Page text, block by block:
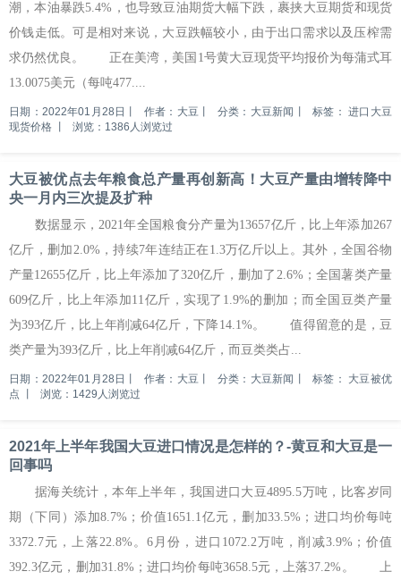
潮，本油暴跌5.4%，也导致豆油期货大幅下跌，裹挟大豆期货和现货
价钱走低。可是相对来说，大豆跌幅较小，由于出口需求以及压榨需
求仍然优良。 正在美湾，美国1号黄大豆现货平均报价为每蒲式耳
13.0075美元（每吨477....
日期：2022年01月28日 作者：大豆 分类：大豆新闻 标签：进口大豆
现货价格
浏览：1386人浏览过
大豆被优点去年粮食总产量再创新高！大豆产量由增转降中
央一月内三次提及扩种
数据显示，2021年全国粮食分产量为13657亿斤，比上年添加267
亿斤，删加2.0%，持续7年连结正在1.3万亿斤以上。其外，全国谷物
产量12655亿斤，比上年添加了320亿斤，删加了2.6%；全国薯类产量
609亿斤，比上年添加11亿斤，实现了1.9%的删加；而全国豆类产量
为393亿斤，比上年削减64亿斤，下降14.1%。 值得留意的是，豆
类产量为393亿斤，比上年削减64亿斤，而豆类类占...
日期：2022年01月28日 作者：大豆 分类：大豆新闻 标签： 大豆被优
点
浏览：1429人浏览过
2021年上半年我国大豆进口情况是怎样的？-黄豆和大豆是一
回事吗
据海关统计，本年上半年，我国进口大豆4895.5万吨，比客岁同
期（下同）添加8.7%；价值1651.1亿元，删加33.5%；进口均价每吨
3372.7元，上落22.8%。6月份，进口1072.2万吨，削减3.9%；价值
392.3亿元，删加31.8%；进口均价每吨3658.5元，上落37.2%。 上